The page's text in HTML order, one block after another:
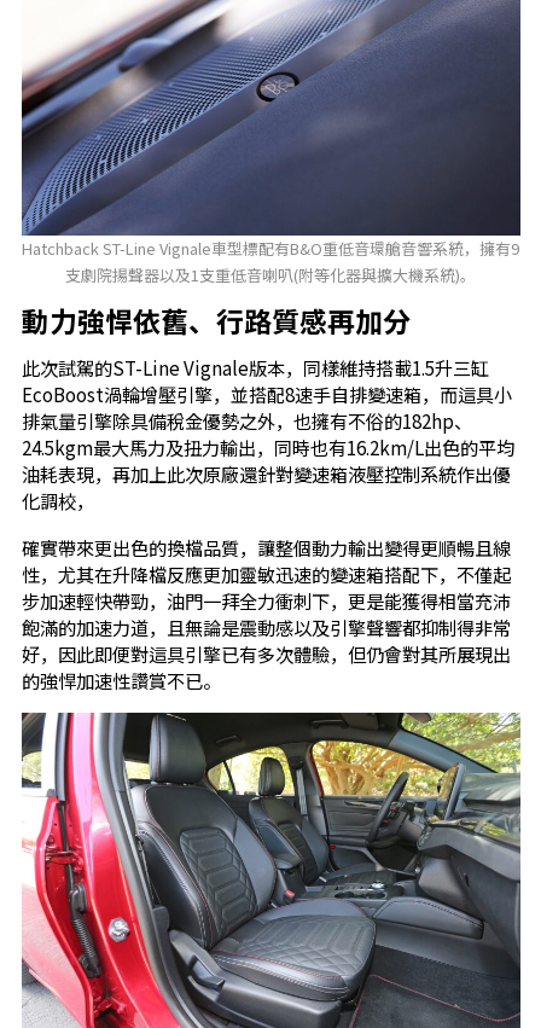
Hatchback ST-Line Vignale車型標配有B&O重低音環艙音響系統，擁有9
支劇院揚聲器以及1支重低音喇叭(附等化器與擴大機系統)。
動力強悍依舊、行路質感再加分
此次試駕的ST-Line Vignale版本，同樣維持搭載1.5升三缸
EcoBoost渦輪增壓引擎，並搭配8速手自排變速箱，而這具小
排氣量引擎除具備稅金優勢之外，也擁有不俗的182hp、
24.5kgm最大馬力及扭力輸出，同時也有16.2km/L出色的平均
油耗表現，再加上此次原廠還針對變速箱液壓控制系統作出優
化調校，
確實帶來更出色的換檔品質，讓整個動力輸出變得更順暢且線
性，尤其在升降檔反應更加靈敏迅速的變速箱搭配下，不僅起
步加速輕快帶勁，油門一拜全力衝刺下，更是能獲得相當充沛
飽滿的加速力道，且無論是震動感以及引擎聲響都抑制得非常
好，因此即便對這具引擎已有多次體驗，但仍會對其所展現出
的強悍加速性讚賞不已。